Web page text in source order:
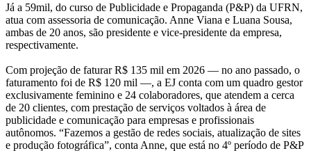
Já a 59mil, do curso de Publicidade e Propaganda (P&P) da UFRN,
atua com assessoria de comunicação. Anne Viana e Luana Sousa,
ambas de 20 anos, são presidente e vice-presidente da empresa,
respectivamente.
Com projeção de faturar R$ 135 mil em 2026 — no ano passado, o
faturamento foi de R$ 120 mil —, a EJ conta com um quadro gestor
exclusivamente feminino e 24 colaboradores, que atendem a cerca
de 20 clientes, com prestação de serviços voltados à área de
publicidade e comunicação para empresas e profissionais
autônomos. “Fazemos a gestão de redes sociais, atualização de sites
e produção fotográfica”, conta Anne, que está no 4º período de P&P